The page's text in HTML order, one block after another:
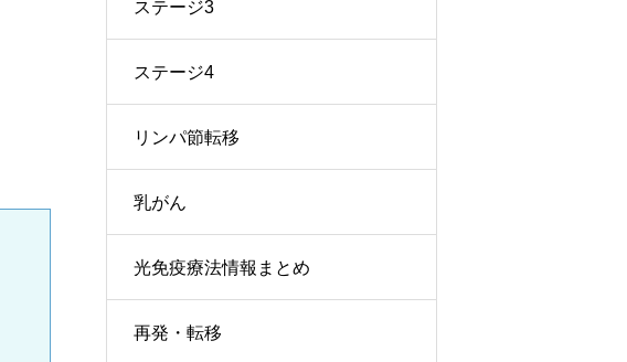
ステージ3
ステージ4
リンパ節転移
乳がん
光免疫療法情報まとめ
再発・転移